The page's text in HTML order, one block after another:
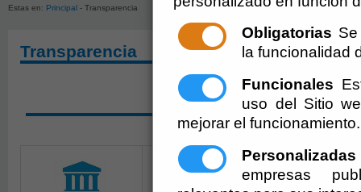
Obligatorias
la funcionalidad
Funcionales
uso del Sitio
mejorar el funcionamiento.
Personalizadas
empresas
Estas en: Principal - Transparencia
Transparencia
SOLICITAR ACCESO A